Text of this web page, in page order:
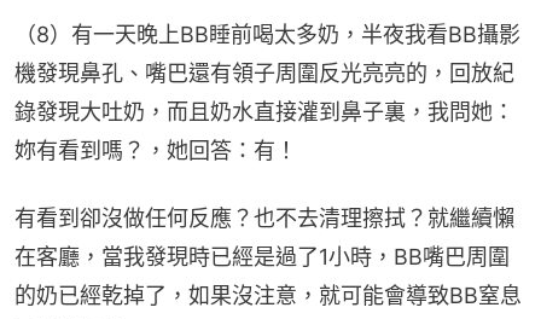
（8）有一天晚上BB睡前喝太多奶，半夜我看BB攝影
機發現鼻孔、嘴巴還有領子周圍反光亮亮的，回放紀
錄發現大吐奶，而且奶水直接灌到鼻子裏，我問她：
妳有看到嗎？，她回答：有！
有看到卻沒做任何反應？也不去清理擦拭？就繼續懶
在客廳，當我發現時已經是過了1小時，BB嘴巴周圍
的奶已經乾掉了，如果沒注意，就可能會導致BB窒息